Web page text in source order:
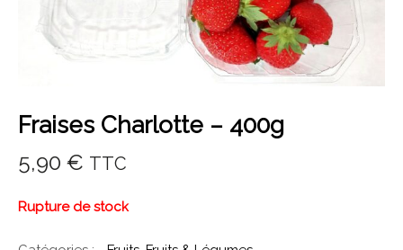
Fraises Charlotte – 400g
5,90 € TTC
Rupture de stock